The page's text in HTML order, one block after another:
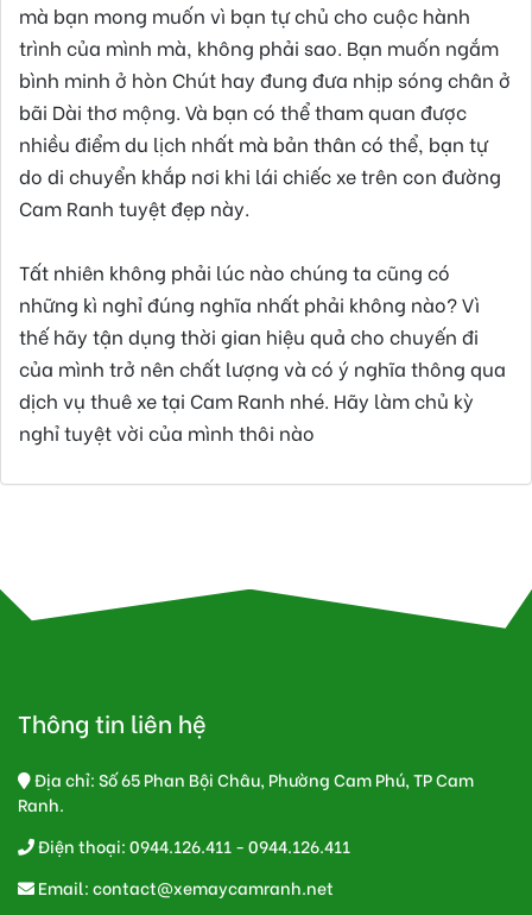
mà bạn mong muốn vì bạn tự chủ cho cuộc hành
trình của mình mà, không phải sao. Bạn muốn ngắm
bình minh ở hòn Chút hay đung đưa nhịp sóng chân ở
bãi Dài thơ mộng. Và bạn có thể tham quan được
nhiều điểm du lịch nhất mà bản thân có thể, bạn tự
do di chuyển khắp nơi khi lái chiếc xe trên con đường
Cam Ranh tuyệt đẹp này.
Tất nhiên không phải lúc nào chúng ta cũng có
những kì nghỉ đúng nghĩa nhất phải không nào? Vì
thế hãy tận dụng thời gian hiệu quả cho chuyến đi
của mình trở nên chất lượng và có ý nghĩa thông qua
dịch vụ thuê xe tại Cam Ranh nhé. Hãy làm chủ kỳ
nghỉ tuyệt vời của mình thôi nào
Thông tin liên hệ
Địa chỉ: Số 65 Phan Bội Châu, Phường Cam Phú, TP Cam
Ranh.
Điện thoại: 0944.126.411 - 0944.126.411
Email:contact@xemaycamranh.net